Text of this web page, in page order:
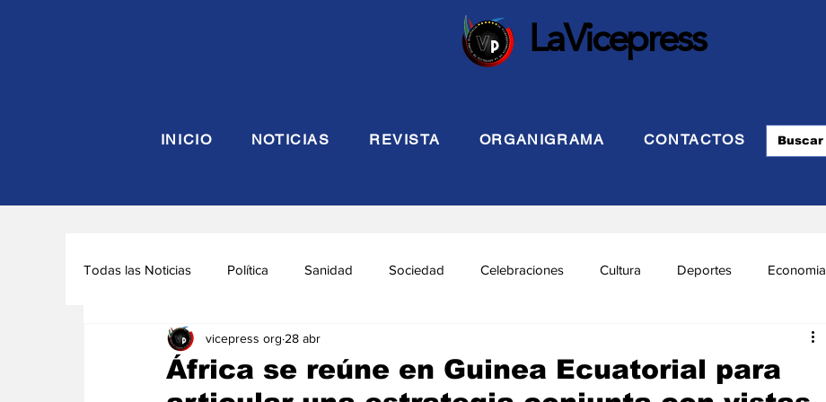
LaVicepress
INICIO NOTICIAS REVISTA ORGANIGRAMA CONTACTOS
Todas las Noticias Política Sanidad Sociedad Celebraciones Cultura Deportes Economia
Seguridad y Defensa Turismo INTERIOR
África se reúne en Guinea Ecuatorial para
vicepress org 28 abr